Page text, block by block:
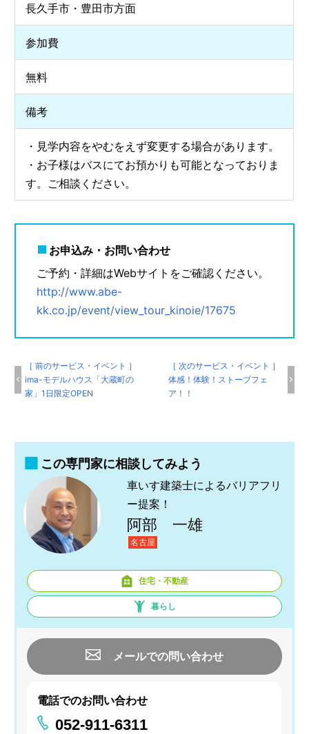
長久手市・豊田市方面
参加費
無料
備考
・見学内容をやむをえず変更する場合があります。
・お子様はバスにてお預かりも可能となっておりま
す。ご相談ください。
お申込み・お問い合わせ
ご予約・詳細はWebサイトをご確認ください。
http://www.abe-
kk.co.jp/event/view_tour_kinoie/17675
［ 前のサービス・イベント ］
ima-モデルハウス「大蔵町の
家」1日限定OPEN
［ 次のサービス・イベント ］
体感！体験！ストーブフェ
ア！！
この専門家に相談してみよう
車いす建築士によるバリアフリ
ー提案！
阿部 一雄
名古屋
住宅・不動産
暮らし
メールでの問い合わせ
電話でのお問い合わせ
052-911-6311